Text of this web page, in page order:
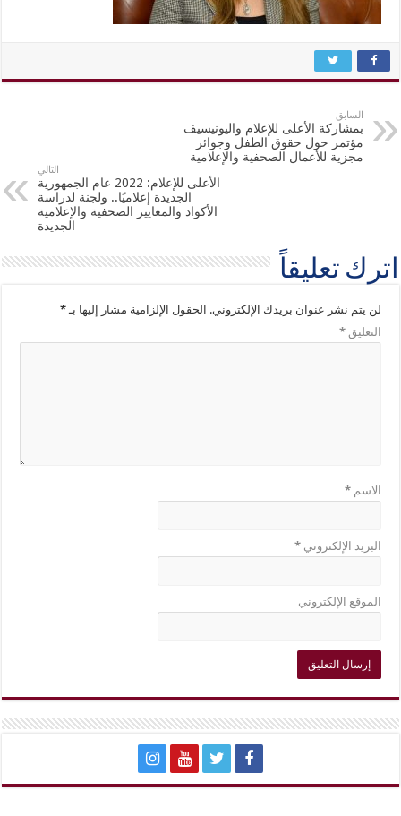
السابق
بمشاركة الأعلى للإعلام واليونيسيف
مؤتمر حول حقوق الطفل وجوائز
مجزية للأعمال الصحفية والإعلامية
التالي
الأعلى للإعلام: 2022 عام الجمهورية
الجديدة إعلاميًا.. ولجنة لدراسة
الأكواد والمعايير الصحفية والإعلامية
الجديدة
اترك تعليقاً
لن يتم نشر عنوان بريدك الإلكتروني. الحقول الإلزامية مشار إليها بـ*
التعليق*
الاسم*
البريد الإلكتروني*
الموقع الإلكتروني